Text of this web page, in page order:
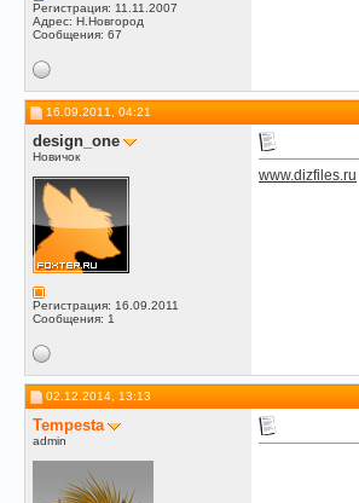
Регистрация: 11.11.2007
Адрес: Н.Новгород
Сообщения: 67
16.09.2011, 04:21
design_one
Новичок
Регистрация: 16.09.2011
Сообщения: 1
www.dizfiles.ru
02.12.2014, 13:13
Tempesta
admin